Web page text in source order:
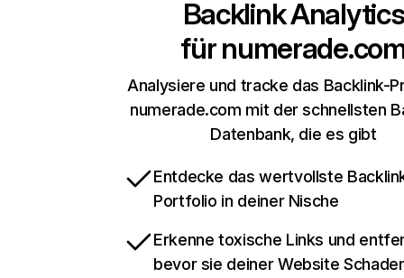
Backlink Analytics
für
Analysiere und tracke das Backlink-
numerade.com mit der schnellsten
Datenbank, die es gibt
Entdecke das wertvollste
Portfolio in deiner Nische
Erkenne toxische Links und
bevor sie deiner Website